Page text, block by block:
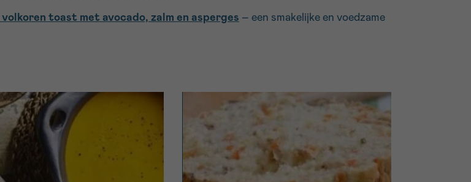
volkoren toast met avocado, zalm en asperges – een smakelijke en voedzame